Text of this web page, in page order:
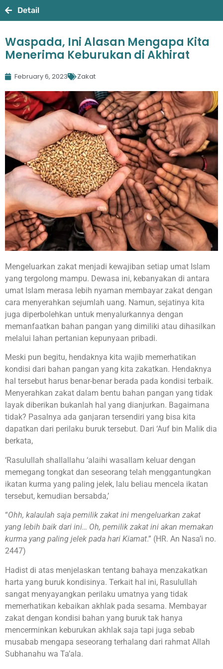
Detail
Waspada, Ini Alasan Mengapa Kita
Menerima Keburukan di Akhirat
February 6, 2023 Zakat
Mengeluarkan zakat menjadi kewajiban setiap umat Islam
yang tergolong mampu. Dewasa ini, kebanyakan di antara
umat Islam merasa lebih nyaman membayar zakat dengan
cara menyerahkan sejumlah uang. Namun, sejatinya kita
juga diperbolehkan untuk menyalurkannya dengan
memanfaatkan bahan pangan yang dimiliki atau dihasilkan
melalui lahan pertanian kepunyaan pribadi.
Meski pun begitu, hendaknya kita wajib memerhatikan
kondisi dari bahan pangan yang kita zakatkan. Hendaknya
hal tersebut harus benar-benar berada pada kondisi terbaik.
Menyerahkan zakat dalam bentu bahan pangan yang tidak
layak diberikan bukanlah hal yang dianjurkan. Bagaimana
tidak? Pasalnya ada ganjaran tersendiri yang bisa kita
dapatkan dari perilaku buruk tersebut. Dari ‘Auf bin Malik dia
berkata,
‘Rasulullah shallallahu ‘alaihi wasallam keluar dengan
memegang tongkat dan seseorang telah menggantungkan
ikatan kurma yang paling jelek, lalu beliau mencela ikatan
tersebut, kemudian bersabda,’
“Ohh, kalaulah saja pemilik zakat ini mengeluarkan zakat
yang lebih baik dari ini… Oh, pemilik zakat ini akan memakan
kurma yang paling jelek pada hari Kiamat.” (HR. An Nasa’i no.
2447)
Hadist di atas menjelaskan tentang bahaya menzakatkan
harta yang buruk kondisinya. Terkait hal ini, Rasulullah
sangat menyayangkan perilaku umatnya yang tidak
memerhatikan kebaikan akhlak pada sesama. Membayar
zakat dengan kondisi bahan yang buruk tak hanya
mencerminkan keburukan akhlak saja tapi juga sebab
musabab mengapa seseorang terhalang dari rahmat Allah
Subhanahu wa Ta’ala.